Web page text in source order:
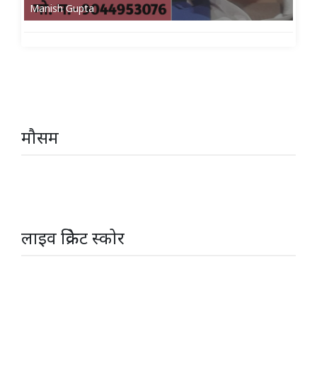
Manish Gupta
मौसम
लाइव क्रिकेट स्कोर